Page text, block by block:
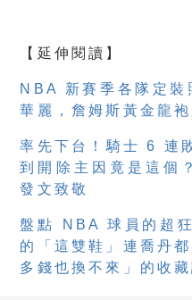
【延伸閱讀】
NBA 新賽季各隊定裝
華麗，詹姆斯黃金龍袍
率先下台！騎士 6 連
到開除主因竟是這個
發文致敬
盤點 NBA 球員的超
的「這雙鞋」連喬丹
多錢也換不來」的收